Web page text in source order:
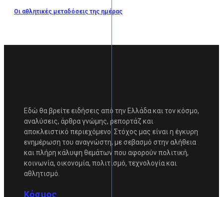
Οι αθλητικές μεταδόσεις της ημέρας
Εδώ θα βρείτε ειδήσεις από την Ελλάδα και τον κόσμο,
αναλύσεις, άρθρα γνώμης, ρεπορτάζ και
αποκλειστικό περιεχόμενο. Στόχος μας είναι η έγκυρη
ενημέρωση του αναγνώστη, με σεβασμό στην αλήθεια
και πλήρη κάλυψη θεμάτων που αφορούν πολιτική,
κοινωνία, οικονομία, πολιτισμό, τεχνολογία και
αθλητισμό.
Κόσμος